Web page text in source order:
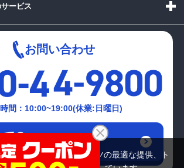
ービス
お問い合わせ
間：10:00~19:00(休業:日曜日)
での
合わせはこちら
験の向上およびコンテンツの最適な提供、ト